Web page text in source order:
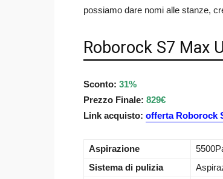
possiamo dare nomi alle stanze,
Roborock S7 Max
Sconto: 31%
Prezzo Finale: 829€
Link acquisto: offerta Roborock
Aspirazione
Sistema di pulizia